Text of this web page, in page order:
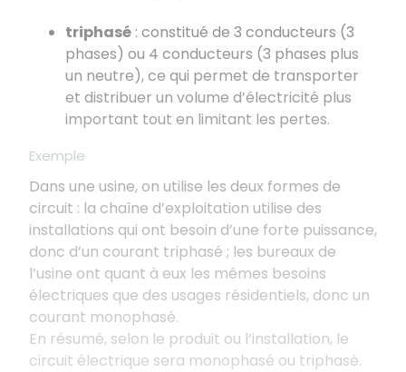
triphasé : constitué de 3 conducteurs (3
phases) ou 4 conducteurs (3 phases plus
un neutre), ce qui permet de transporter
et distribuer un volume d’électricité plus
important tout en limitant les pertes.
Exemple
Dans une usine, on utilise les deux formes de
circuit : la chaîne d’exploitation utilise des
installations qui ont besoin d’une forte puissance,
donc d’un courant triphasé ; les bureaux de
l’usine ont quant à eux les mêmes besoins
électriques que des usages résidentiels, donc un
courant monophasé.
En résumé, selon le produit ou l’installation, le
circuit électrique sera monophasé ou triphasé.